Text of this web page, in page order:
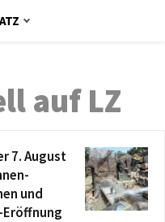
auf LZ
7. August
und